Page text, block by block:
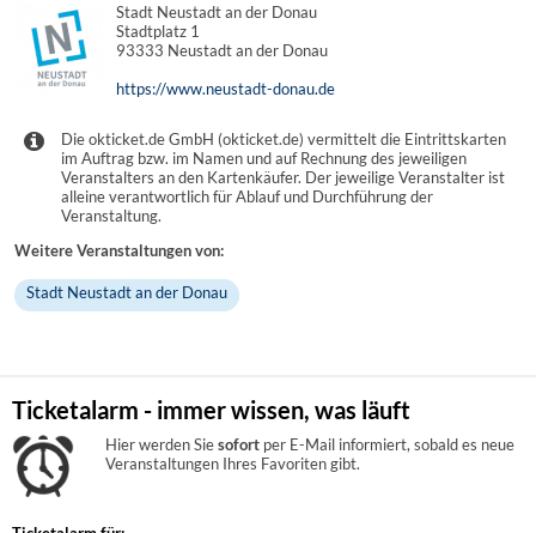
Stadt Neustadt an der Donau
Stadtplatz 1
93333 Neustadt an der Donau
https://www.neustadt-donau.de
Die okticket.de GmbH (okticket.de) vermittelt die Eintrittskarten
im Auftrag bzw. im Namen und auf Rechnung des jeweiligen
Veranstalters an den Kartenkäufer. Der jeweilige Veranstalter ist
alleine verantwortlich für Ablauf und Durchführung der
Veranstaltung.
Weitere Veranstaltungen von:
Stadt Neustadt an der Donau
Ticketalarm - immer wissen, was läuft
Hier werden Siesofort per E-Mail informiert, sobald es neue
Veranstaltungen Ihres Favoriten gibt.